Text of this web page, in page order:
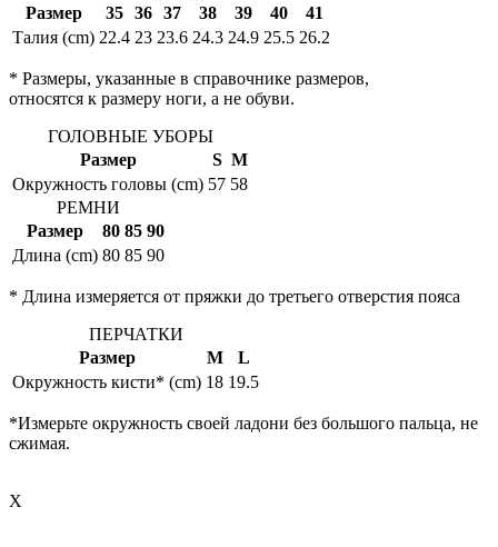
Размер
35 36 37 38 39 40
41
Талия (cm) 22.4 23 23.6 24.3 24.9 25.5 26.2
* Размеры, указанные в справочнике размеров,
относятся к размеру ноги, а не обуви.
ГОЛОВНЫЕ УБОРЫ
Размер
S M
Окружность головы (cm) 57 58
РЕМНИ
Размер
80 85 90
Длина (cm) 80 85 90
* Длина измеряется от пряжки до третьего отверстия пояса
ПЕРЧАТКИ
Размер
M
L
Окружность кисти* (cm) 18 19.5
*Измерьте окружность своей ладони без большого пальца, не
сжимая.
X